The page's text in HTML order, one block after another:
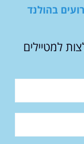
בהולנד
למטיילים